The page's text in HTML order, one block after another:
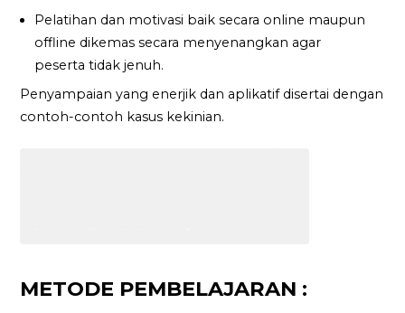
Pelatihan dan motivasi baik secara online maupun
offline dikemas secara menyenangkan agar
peserta tidak jenuh.
Penyampaian yang enerjik dan aplikatif disertai dengan
contoh-contoh kasus kekinian.
METODE PEMBELAJARAN :